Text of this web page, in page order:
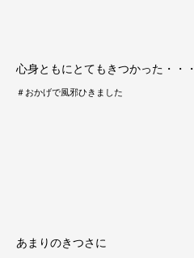
心身ともにとてもきつかった・・・
＃おかげで風邪ひきました
あまりのきつさに